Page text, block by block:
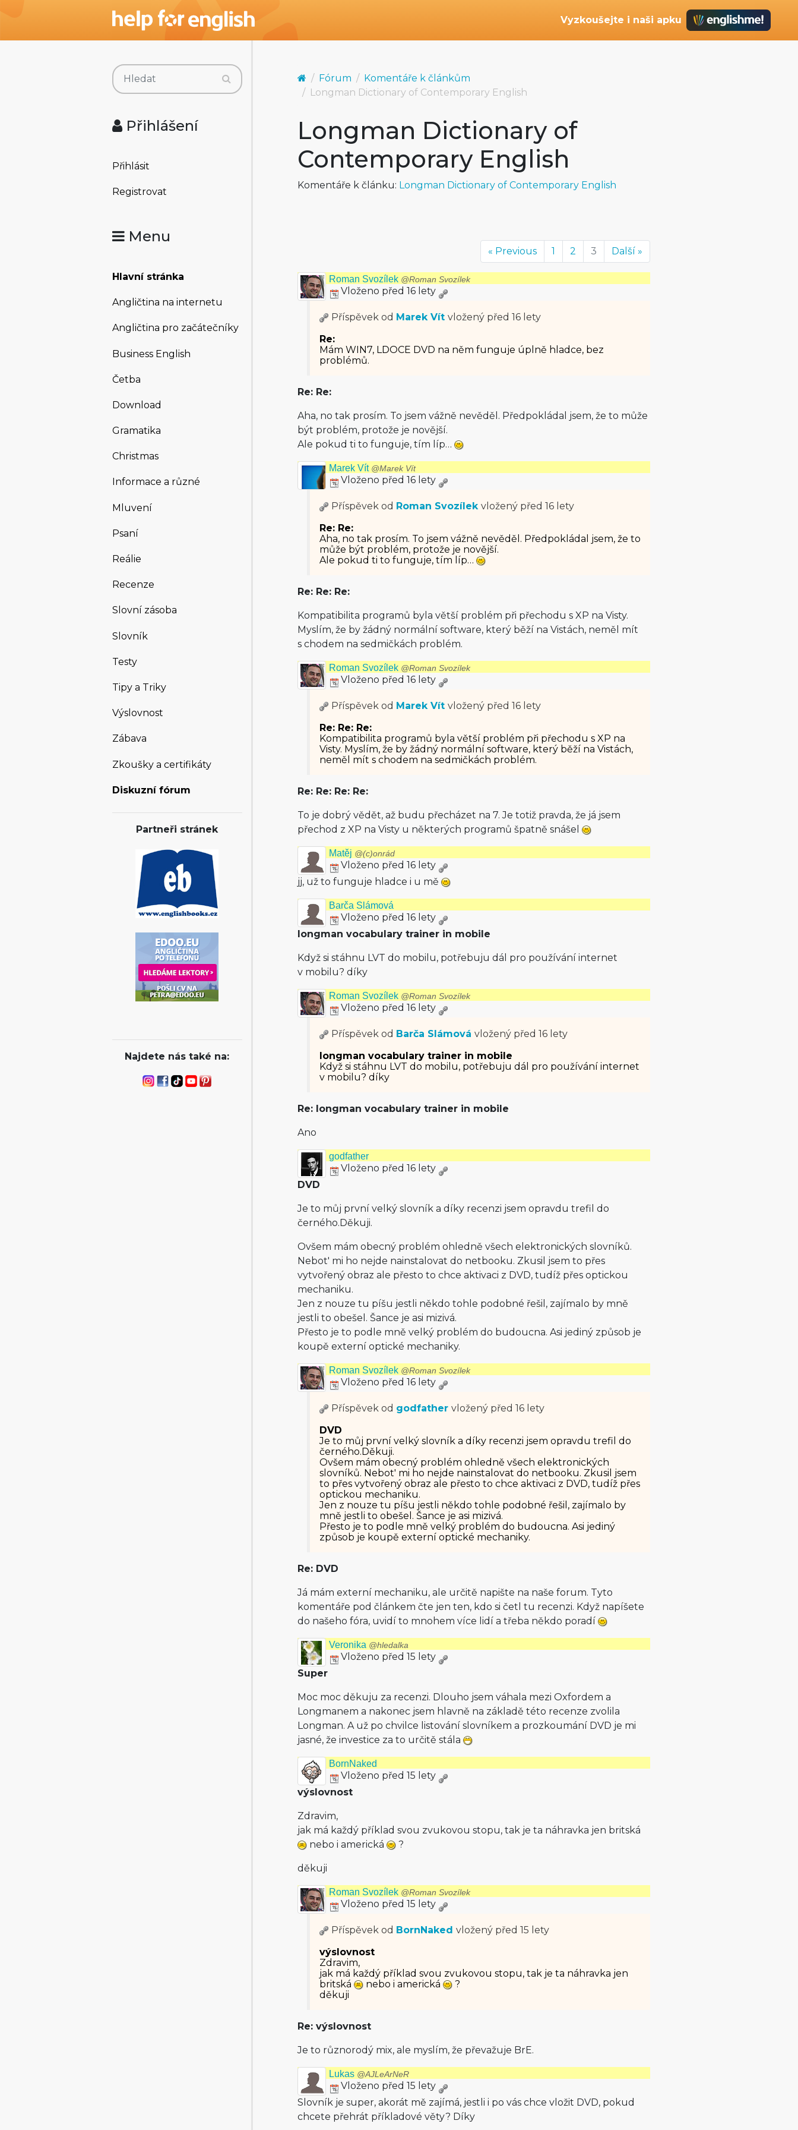
Vyzkoušejte i naši apku
Přihlášení
Přihlásit
Registrovat
Menu
Hlavní stránka
Angličtina na internetu
Angličtina pro začátečníky
Business English
Četba
Download
Gramatika
Christmas
Informace a různé
Mluvení
Psaní
Reálie
Recenze
Slovní zásoba
Slovník
Testy
Tipy a Triky
Výslovnost
Zábava
Zkoušky a certifikáty
Diskuzní fórum
Partneři stránek
Najdete nás také na:
Fórum
Komentáře k článkům
Longman Dictionary of Contemporary English
Longman Dictionary of
Contemporary English
Komentáře k článku: Longman Dictionary of Contemporary English
« Previous 1 2 3 Další »
Roman Svozílek @Roman Svozílek
Vloženo před 16 lety
Příspěvek od Marek Vít vložený před 16 lety
Re:
Mám WIN7, LDOCE DVD na něm funguje úplně hladce, bez
problémů.
Re: Re:
Aha, no tak prosím. To jsem vážně nevěděl. Předpokládal jsem, že to může
být problém, protože je novější.
Ale pokud ti to funguje, tím líp…
Marek Vít @Marek Vít
Vloženo před 16 lety
Příspěvek od Roman Svozílek vložený před 16 lety
Re: Re:
Aha, no tak prosím. To jsem vážně nevěděl. Předpokládal jsem, že to
může být problém, protože je novější.
Ale pokud ti to funguje, tím líp…
Re: Re: Re:
Kompatibilita programů byla větší problém při přechodu s XP na Visty.
Myslím, že by žádný normální software, který běží na Vistách, neměl mít
s chodem na sedmičkách problém.
Roman Svozílek @Roman Svozílek
Vloženo před 16 lety
Příspěvek od Marek Vít vložený před 16 lety
Re: Re: Re:
Kompatibilita programů byla větší problém při přechodu s XP na
Visty. Myslím, že by žádný normální software, který běží na Vistách,
neměl mít s chodem na sedmičkách problém.
Re: Re: Re: Re:
To je dobrý vědět, až budu přecházet na 7. Je totiž pravda, že já jsem
přechod z XP na Visty u některých programů špatně snášel
Matěj @(c)onrád
Vloženo před 16 lety
jj, už to funguje hladce i u mě
Barča Slámová
Vloženo před 16 lety
longman vocabulary trainer in mobile
Když si stáhnu LVT do mobilu, potřebuju dál pro používání internet
v mobilu? díky
Roman Svozílek @Roman Svozílek
Vloženo před 16 lety
Příspěvek od Barča Slámová vložený před 16 lety
longman vocabulary trainer in mobile
Když si stáhnu LVT do mobilu, potřebuju dál pro používání internet
v mobilu? díky
Re: longman vocabulary trainer in mobile
Ano
godfather
Vloženo před 16 lety
DVD
Je to můj první velký slovník a díky recenzi jsem opravdu trefil do
černého.Děkuji.
Ovšem mám obecný problém ohledně všech elektronických slovníků.
Nebot' mi ho nejde nainstalovat do netbooku. Zkusil jsem to přes
vytvořený obraz ale přesto to chce aktivaci z DVD, tudíž přes optickou
mechaniku.
Jen z nouze tu píšu jestli někdo tohle podobné řešil, zajímalo by mně
jestli to obešel. Šance je asi mizivá.
Přesto je to podle mně velký problém do budoucna. Asi jediný způsob je
koupě externí optické mechaniky.
Roman Svozílek @Roman Svozílek
Vloženo před 16 lety
Příspěvek od godfather vložený před 16 lety
DVD
Je to můj první velký slovník a díky recenzi jsem opravdu trefil do
černého.Děkuji.
Ovšem mám obecný problém ohledně všech elektronických
slovníků. Nebot' mi ho nejde nainstalovat do netbooku. Zkusil jsem
to přes vytvořený obraz ale přesto to chce aktivaci z DVD, tudíž přes
optickou mechaniku.
Jen z nouze tu píšu jestli někdo tohle podobné řešil, zajímalo by
mně jestli to obešel. Šance je asi mizivá.
Přesto je to podle mně velký problém do budoucna. Asi jediný
způsob je koupě externí optické mechaniky.
Re: DVD
Já mám externí mechaniku, ale určitě napište na naše forum. Tyto
komentáře pod článkem čte jen ten, kdo si četl tu recenzi. Když napíšete
do našeho fóra, uvidí to mnohem více lidí a třeba někdo poradí
Veronika @hledalka
Vloženo před 15 lety
Super
Moc moc děkuju za recenzi. Dlouho jsem váhala mezi Oxfordem a
Longmanem a nakonec jsem hlavně na základě této recenze zvolila
Longman. A už po chvilce listování slovníkem a prozkoumání DVD je mi
jasné, že investice za to určitě stála
BornNaked
Vloženo před 15 lety
výslovnost
Zdravim,
jak má každý příklad svou zvukovou stopu, tak je ta náhravka jen britská
nebo i americká
?
děkuji
Roman Svozílek @Roman Svozílek
Vloženo před 15 lety
Příspěvek od BornNaked vložený před 15 lety
výslovnost
Zdravim,
jak má každý příklad svou zvukovou stopu, tak je ta náhravka jen
britská
nebo i americká
?
děkuji
Re: výslovnost
Je to různorodý mix, ale myslím, že převažuje BrE.
Lukas @AJLeArNeR
Vloženo před 15 lety
Slovník je super, akorát mě zajímá, jestli i po vás chce vložit DVD, pokud
chcete přehrát příkladové věty? Díky